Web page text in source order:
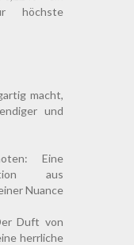
höchste
macht,
und
Eine
aus
Nuance
Duft von
herrliche